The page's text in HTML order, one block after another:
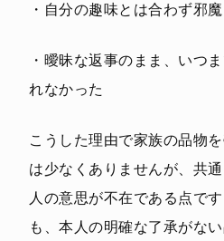
・自分の趣味とは合わず邪
・曖昧な返事のまま、いつ
れなかった
こうした理由で家族の品物
は少なくありませんが、共
人の意思が不在である点で
も、本人の明確な了承がな